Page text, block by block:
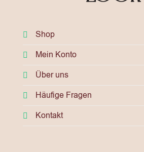
Shop
Mein Konto
Über uns
Häufige Fragen
Kontakt